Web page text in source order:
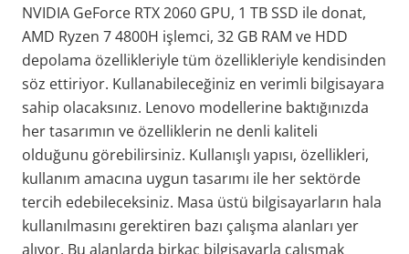
NVIDIA GeForce RTX 2060 GPU, 1 TB SSD ile donat,
AMD Ryzen 7 4800H işlemci, 32 GB RAM ve HDD
depolama özellikleriyle tüm özellikleriyle kendisinden
söz ettiriyor. Kullanabileceğiniz en verimli bilgisayara
sahip olacaksınız. Lenovo modellerine baktığınızda
her tasarımın ve özelliklerin ne denli kaliteli
olduğunu görebilirsiniz. Kullanışlı yapısı, özellikleri,
kullanım amacına uygun tasarımı ile her sektörde
tercih edebileceksiniz. Masa üstü bilgisayarların hala
kullanılmasını gerektiren bazı çalışma alanları yer
alıyor. Bu alanlarda birkaç bilgisayarla çalışmak